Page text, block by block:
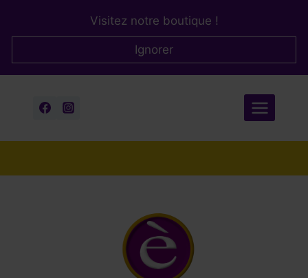
Visitez notre boutique !
Ignorer